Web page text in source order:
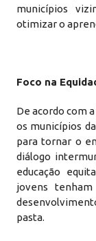
municípios
otimizar o
Foco na
De acordo com
os municípios
para tornar o
diálogo
educação
jovens
pasta.